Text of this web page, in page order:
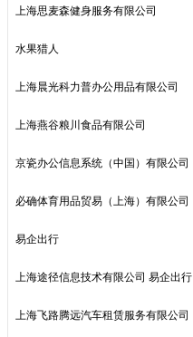
上海思麦森健身服务有限公司
水果猎人
上海晨光科力普办公用品有限公司
上海燕谷粮川食品有限公司
京瓷办公信息系统（中国）有限公司
必确体育用品贸易（上海）有限公司
易企出行
上海途径信息技术有限公司 易企出行
上海飞路腾远汽车租赁服务有限公司